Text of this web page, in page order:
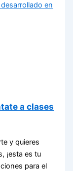
en
a clases
y quieres
¡esta es tu
para el